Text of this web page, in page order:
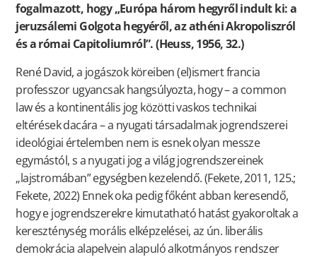
fogalmazott, hogy „Európa három hegyről indult ki: a
jeruzsálemi Golgota hegyéről, az athéni Akropoliszról
és a római Capitoliumról”. (Heuss, 1956, 32.)
René David, a jogászok köreiben (el)ismert francia
professzor ugyancsak hangsúlyozta, hogy – a common
law és a kontinentális jog közötti vaskos technikai
eltérések dacára – a nyugati társadalmak jogrendszerei
ideológiai értelemben nem is esnek olyan messze
egymástól, s a nyugati jog a világ jogrendszereinek
„lajstromában” egységben kezelendő. (Fekete, 2011, 125.;
Fekete, 2022) Ennek oka pedig főként abban keresendő,
hogy e jogrendszerekre kimutatható hatást gyakoroltak a
kereszténység morális elképzelései, az ún. liberális
demokrácia alapelvein alapuló alkotmányos rendszer